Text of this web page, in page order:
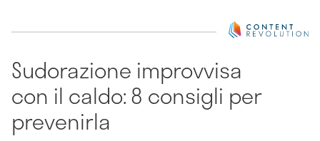
Sudorazione improvvisa
con il caldo: 8 consigli per
prevenirla